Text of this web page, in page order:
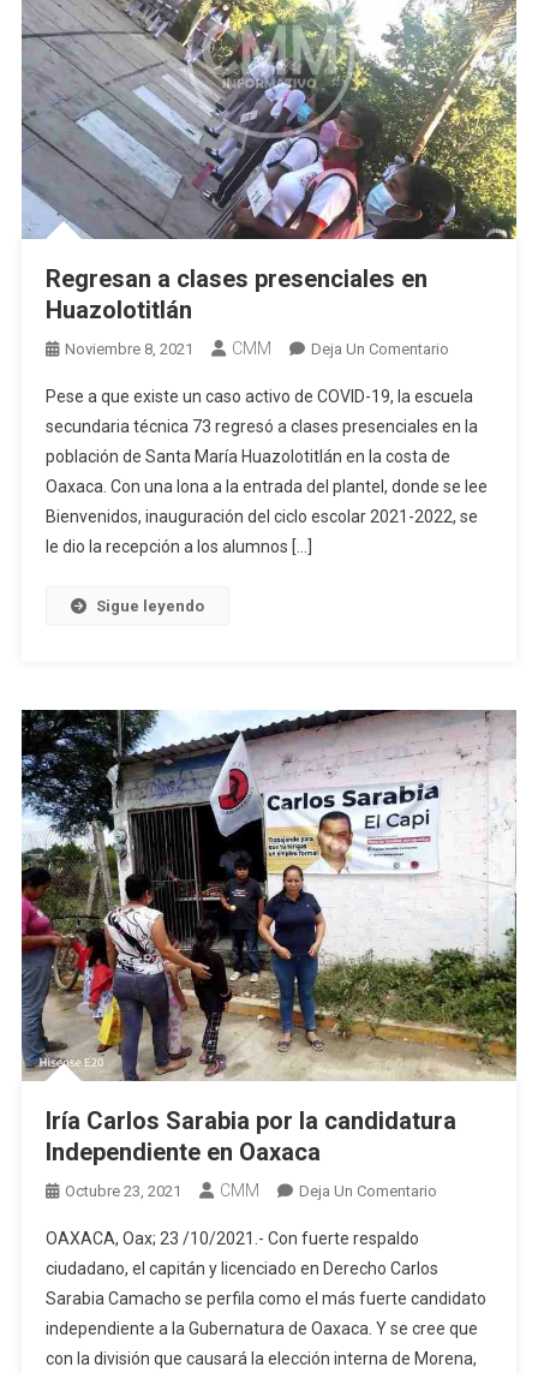
Regresan a clases presenciales en
Huazolotitlán
Noviembre 8, 2021 CMM Deja Un ComentarioEn
A
Clases
Presenciales
En
Pese a que existe un caso activo de COVID-19, la escuela
secundaria técnica 73 regresó a clases presenciales en la
población de Santa María Huazolotitlán en la costa de
Oaxaca. Con una lona a la entrada del plantel, donde se lee
Bienvenidos, inauguración del ciclo escolar 2021-2022, se
le dio la recepción a los alumnos […]
Sigue leyendo
Iría Carlos Sarabia por la candidatura
Independiente en Oaxaca
Octubre 23, 2021 CMM Deja Un ComentarioEn
Sarabia
Por
La
Candidatura
OAXACA, Oax; 23 /10/2021.- Con fuerte respaldo
ciudadano, el capitán y licenciado en Derecho Carlos
Sarabia Camacho se perfila como el más fuerte candidato
independiente a la Gubernatura de Oaxaca. Y se cree que
con la división que causará la elección interna de Morena,